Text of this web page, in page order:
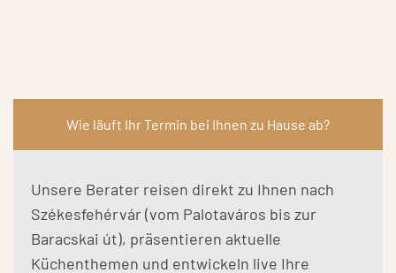
Wie läuft Ihr Termin bei Ihnen zu Hause ab?
Unsere Berater reisen direkt zu Ihnen nach
Székesfehérvár (vom Palotaváros bis zur
Baracskai út), präsentieren aktuelle
Küchenthemen und entwickeln live Ihre